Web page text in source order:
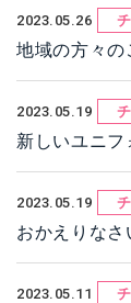
2023.05.26
地域の方々の
2023.05.19
新しいユニフ
2023.05.19
おかえりなさ
2023.05.11